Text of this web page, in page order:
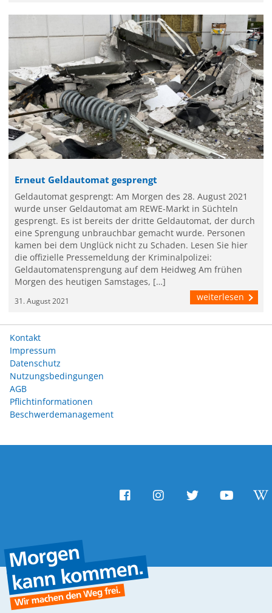
Erneut Geldautomat gesprengt
Geldautomat gesprengt: Am Morgen des 28. August 2021
wurde unser Geldautomat am REWE-Markt in Süchteln
gesprengt. Es ist bereits der dritte Geldautomat, der durch
eine Sprengung unbrauchbar gemacht wurde. Personen
kamen bei dem Unglück nicht zu Schaden. Lesen Sie hier
die offizielle Pressemeldung der Kriminalpolizei:
Geldautomatensprengung auf dem Heidweg Am frühen
Morgen des heutigen Samstages, […]
31. August 2021 weiterlesen
Kontakt
Impressum
Datenschutz
Nutzungsbedingungen
AGB
Pflichtinformationen
Beschwerdemanagement